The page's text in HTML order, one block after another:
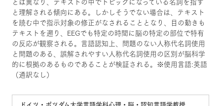
と理解される傾向にある。しかしそうでない場合は、テキスト
を読む中で指示対象の修正がなされることとなり、目の動きも
テキストを遡り、EEGでも特定の時間に脳の特定の部位で特有
の反応が観察される。言語認知上、問題のない人称代名詞使用
と問題のある、誤解されやすい人称代名詞使用の区別が脳科学
的に根拠のあるものであることが検証される。※使用言語:英語
（通訳なし）
ドイツ・ポツダム大学言語学科心理・脳・認知言語学教授